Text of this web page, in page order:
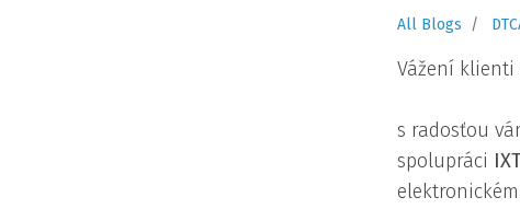
All Blogs
Vážení
s radosťou
spolupráci